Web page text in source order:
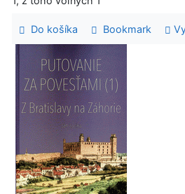
Do košíka Bookmark